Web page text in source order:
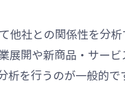
他社との関係性を分
展開や新商品・サー
析を行うのが一般的で